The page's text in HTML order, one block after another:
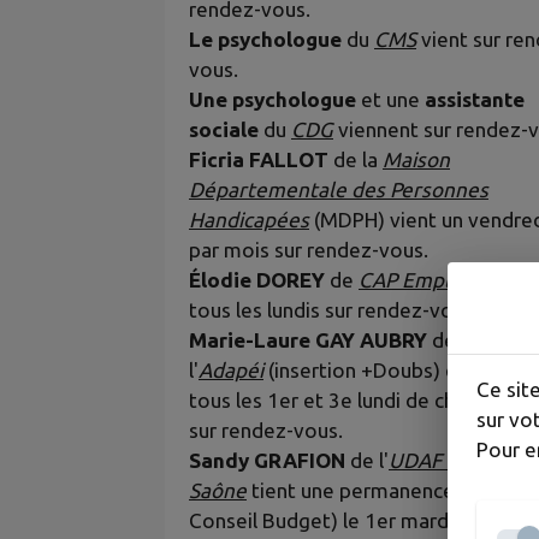
rendez-vous.
Le psychologue du CMSvient sur
vous.
Une psychologue et une assistante
sociale du CDGviennent sur rendez-
Ficria FALLOT de la Maison
Départementale des Personnes
Handicapées(MDPH) vient un
par mois sur rendez-vous.
Élodie DOREY de CAP Emploi 70
tous les lundis sur rendez-vous
Marie-Laure GAY AUBRY de
l'Adapéi(insertion +Doubs) est
tous les 1er et 3e lundi de chaque
sur rendez-vous.
Sandy GRAFION de l'UDAF Haute-
Saône tient une permanence PCB
Conseil Budget) le 1er mardi du mois.
Ce
sur
Pour